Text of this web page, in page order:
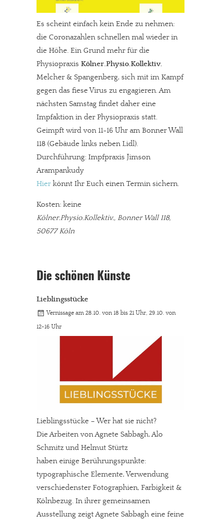
Es scheint einfach kein Ende zu nehmen:
die Coronazahlen schnellen mal wieder in
die Höhe. Ein Grund mehr für die
Physiopraxis Kölner.Physio.Kollektiv.
Melcher & Spangenberg, sich mit im Kampf
gegen das fiese Virus zu engagieren. Am
nächsten Samstag findet daher eine
Impfaktion in der Physiopraxis statt.
Geimpft wird von 11-16 Uhr am Bonner Wall
118 (Gebäude links neben Lidl).
Durchführung: Impfpraxis Jimson
Arampankudy
Hier könnt Ihr Euch einen Termin sichern.
Kosten: keine
Kölner.Physio.Kollektiv., Bonner Wall 118,
50677 Köln
Die schönen Künste
Lieblingsstücke
Vernissage am 28.10. von 18 bis 21 Uhr, 29.10. von
12-16 Uhr
Lieblingsstücke – Wer hat sie nicht?
Die Arbeiten von Agnete Sabbagh, Alo
Schmitz und Helmut Stürtz
haben einige Berührungspunkte:
typographische Elemente, Verwendung
verschiedenster Fotographien, Farbigkeit &
Kölnbezug. In ihrer gemeinsamen
Ausstellung zeigt Agnete Sabbagh eine feine